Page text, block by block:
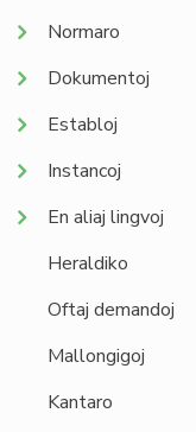
Normaro
Dokumentoj
Establoj
Instancoj
En aliaj lingvoj
Heraldiko
Oftaj demandoj
Mallongigoj
Kantaro